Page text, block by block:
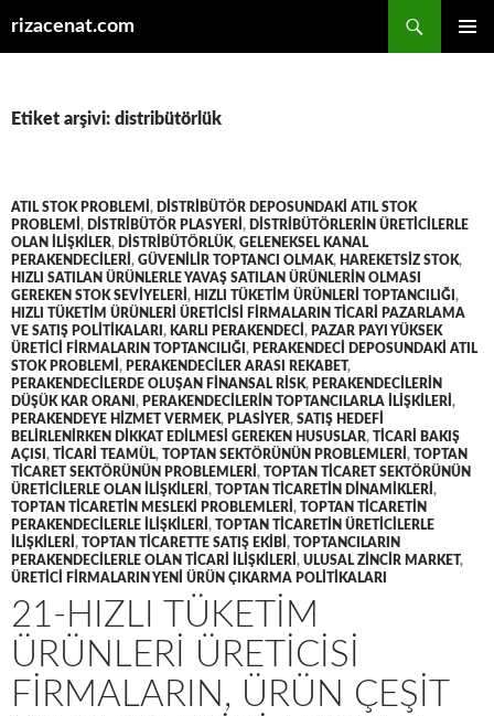
rizacenat.com
Etiket arşivi: distribütörlük
ATIL STOK PROBLEMI , DISTRIBÜTÖR DEPOSUNDAKI ATIL STOK
PROBLEMI , DISTRIBÜTÖR PLASYERI , DISTRIBÜTÖRLERIN ÜRETICILERLE
OLAN ILIŞKILER, DISTRIBÜTÖRLÜK, GELENEKSEL KANAL
PERAKENDECILERI , GÜVENILIR TOPTANCI OLMAK, HAREKETSIZ STOK,
HIZLI SATILAN ÜRÜNLERLE YAVAŞ SATILAN ÜRÜNLERIN OLMASI
GEREKEN STOK SEVIYELERI , HIZLI TÜKETIM ÜRÜNLERI TOPTANCILIĞI ,
HIZLI TÜKETIM ÜRÜNLERI ÜRETICISI FIRMALARIN TICARI PAZARLAMA
VE SATIŞ POLITIKALARI , KARLI PERAKENDECI , PAZAR PAYI YÜKSEK
ÜRETICI FIRMALARIN TOPTANCILIĞI , PERAKENDECI DEPOSUNDAKI ATIL
STOK PROBLEMI , PERAKENDECILER ARASI REKABET,
PERAKENDECILERDE OLUŞAN FINANSAL RISK, PERAKENDECILERIN
DÜŞÜK KAR ORANI , PERAKENDECILERIN TOPTANCILARLA ILIŞKILERI ,
PERAKENDEYE HIZMET VERMEK, PLASIYER, SATIŞ HEDEFI
BELIRLENIRKEN DIKKAT EDILMESI GEREKEN HUSUSLAR, TICARI BAKIŞ
AÇISI , TICARI TEAMÜL, TOPTAN SEKTÖRÜNÜN PROBLEMLERI , TOPTAN
TICARET SEKTÖRÜNÜN PROBLEMLERI , TOPTAN TICARET SEKTÖRÜNÜN
ÜRETICILERLE OLAN ILIŞKILERI , TOPTAN TICARETIN DINAMIKLERI ,
TOPTAN TICARETIN MESLEKI PROBLEMLERI , TOPTAN TICARETIN
PERAKENDECILERLE ILIŞKILERI , TOPTAN TICARETIN ÜRETICILERLE
ILIŞKILERI , TOPTAN TICARETTE SATIŞ EKIBI , TOPTANCILARIN
PERAKENDECILERLE OLAN TICARI ILIŞKILERI , ULUSAL ZINCIR MARKET,
ÜRETICI FIRMALARIN YENI ÜRÜN ÇIKARMA POLITIKALARI
21-HIZLI TÜKETIM
ÜRÜNLERI ÜRETICISI
FIRMALARIN, ÜRÜN ÇEŞIT